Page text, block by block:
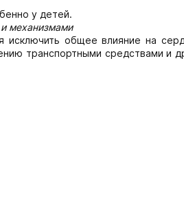
у детей.
механизмами
общее влияние на
транспортными средствами и